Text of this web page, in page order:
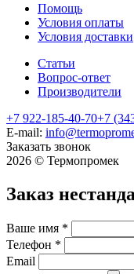
Помощь
Условия оплаты
Условия доставки
Статьи
Вопрос-ответ
Производители
+7 922-185-40-70+7
E-mail:
Заказать звонок
2026 © Термопромек
Заказ
Ваше имя *
Телефон *
Email